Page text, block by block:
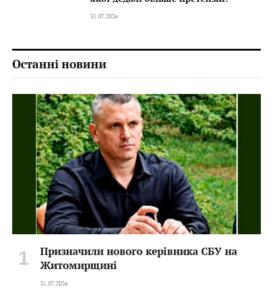
31.07.2026
Останні новини
Призначили нового керівника СБУ на
Житомирщині
31.07.2026